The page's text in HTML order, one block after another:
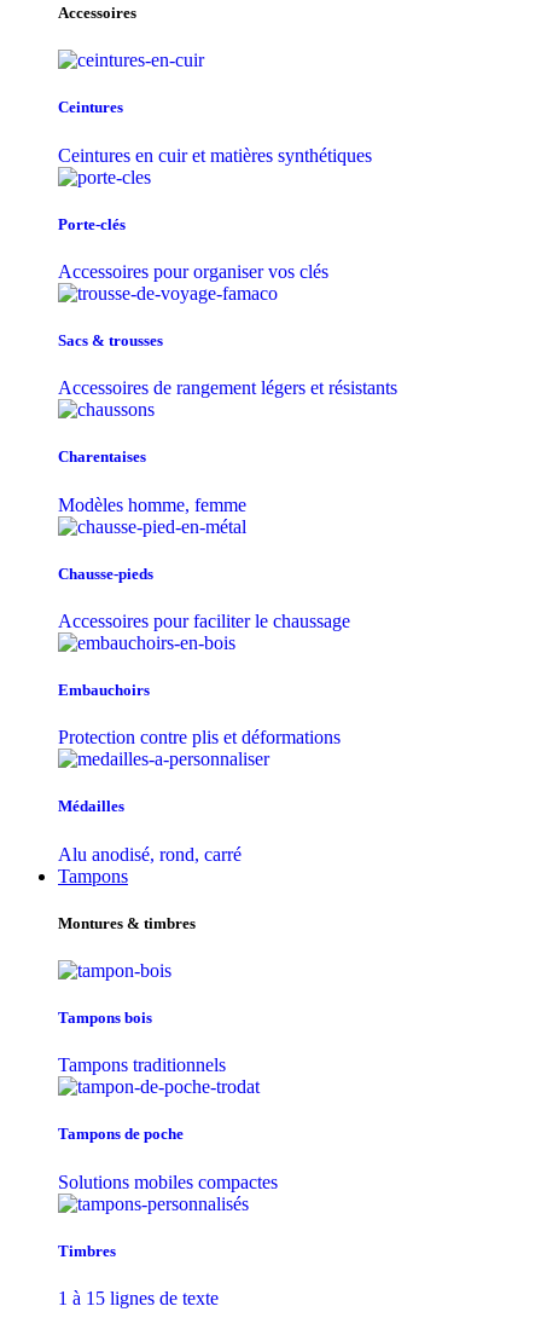
Accessoires
Ceintures
Ceintures en cuir et matières synthétiques
Porte-clés
Accessoires pour organiser vos clés
Sacs & trousse​s
Accessoires de rangement légers et résistants
Charentaises
Modèles homme, femme
Chausse-pieds
Accessoires pour faciliter le chaussage
Embauchoirs
Protection contre plis et déformations
Médailles
Alu anodisé, rond, carré
Tampons
Montures & timbres
Tampons bois
Tampons traditionnels
Tampons de poche
Solutions mobiles compactes
Timbres
1 à 15 lignes de texte